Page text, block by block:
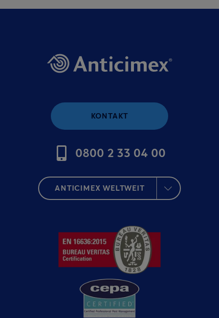
KONTAKT
0800 2 33 04 00
ANTICIMEX WELTWEIT